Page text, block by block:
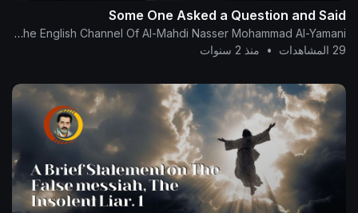
Some One Asked a Question and Said
The English Channel Of Al-Mahdi Nasser Mohammad Al-Yamani
29 المشاهدات
• منذ 2 سنوات